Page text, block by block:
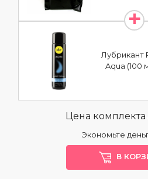
Лубрикант
Aqua (100
Цена комплекта
Экономьте
В